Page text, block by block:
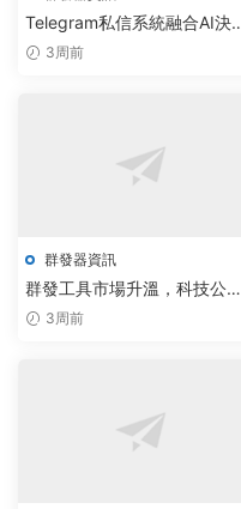
Telegram私信系統融合AI決
策，實現消息投遞效率提升
3周前
群發器資訊
群發工具市場升溫，科技公司
以AIGC調度技術推飛機批量采
3周前